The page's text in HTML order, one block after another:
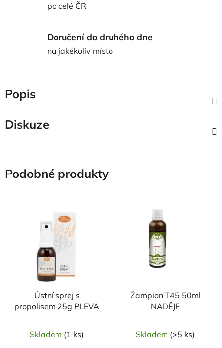
po celé ČR
Doručení do druhého dne
na jakékoliv místo
Popis
Diskuze
Podobné produkty
Ústní sprej s
propolisem 25g PLEVA
Skladem (1 ks)
Žampion T45 50ml
NADĚJE
Skladem (>5 ks)